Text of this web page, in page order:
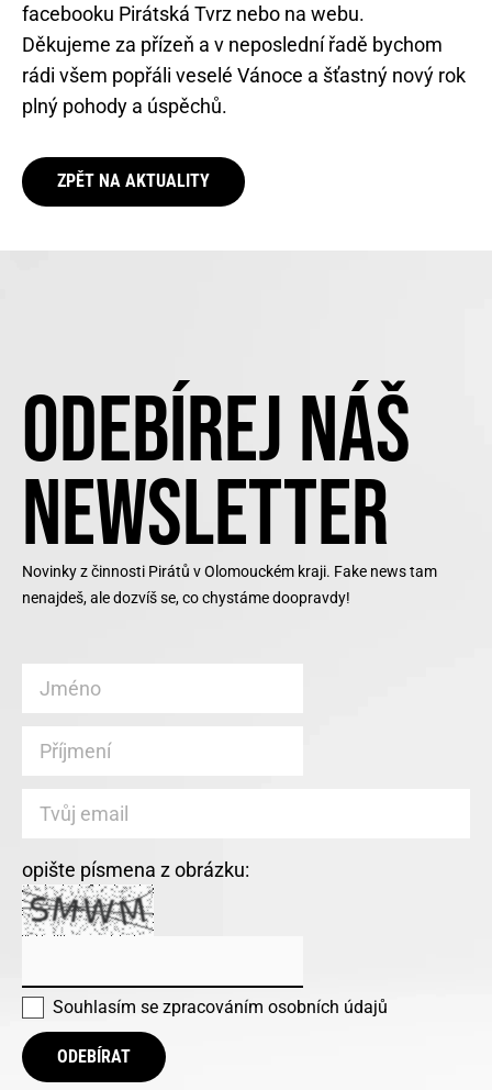
facebooku Pirátská Tvrz nebo na webu.
Děkujeme za přízeň a v neposlední řadě bychom
rádi všem popřáli veselé Vánoce a šťastný nový rok
plný pohody a úspěchů.
ZPĚT NA AKTUALITY
ODEBÍREJ NÁŠ
NEWSLETTER
Novinky z činnosti Pirátů v Olomouckém kraji. Fake news tam
nenajdeš, ale dozvíš se, co chystáme doopravdy!
opište písmena z obrázku:
Souhlasím se zpracováním osobních údajů
ODEBÍRAT